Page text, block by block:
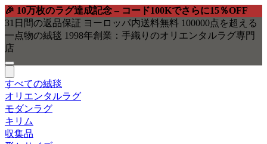
🎉 10万枚のラグ達成記念 – コード100Kでさらに15％OFF
31日間の返品保証 ヨーロッパ内送料無料 100000点を超える
一点物の絨毯 1998年創業：手織りのオリエンタルラグ専門
店
すべての絨毯
オリエンタルラグ
モダンラグ
キリム
収集品